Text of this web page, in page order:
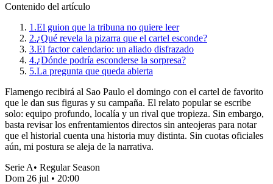
Contenido del artículo
1.El guion que la tribuna no quiere leer
2.¿Qué revela la pizarra que el cartel esconde?
3.El factor calendario: un aliado disfrazado
4.¿Dónde podría esconderse la sorpresa?
5.La pregunta que queda abierta
Flamengo recibirá al Sao Paulo el domingo con el cartel de favorito
que le dan sus figuras y su campaña. El relato popular se escribe
solo: equipo profundo, localía y un rival que tropieza. Sin embargo,
basta revisar los enfrentamientos directos sin anteojeras para notar
que el historial cuenta una historia muy distinta. Sin cuotas oficiales
aún, mi postura se aleja de la narrativa.
Serie A• Regular Season
Dom 26 jul • 20:00